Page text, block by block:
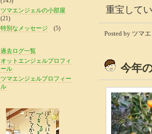
重宝して
Posted by ツマ
今年
ツマエンジェルの小部屋
(21)
特別なメッセージ (5)
過去ログ一覧
オットエンジェルプロフィ
ール
ツマエンジェルプロフィー
ル